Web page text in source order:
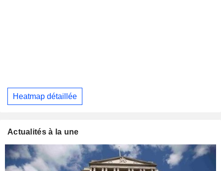
Heatmap détaillée
Actualités à la une